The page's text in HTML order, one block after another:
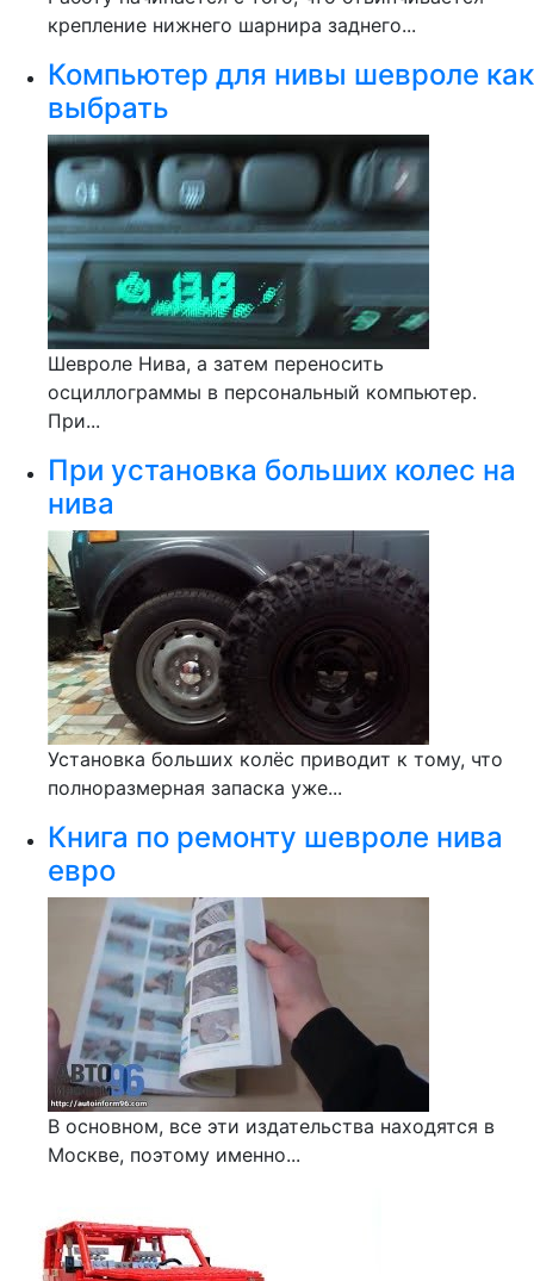
крепление нижнего шарнира заднего...
Компьютер для нивы шевроле как
выбрать
Шевроле Нива, а затем переносить
осциллограммы в персональный компьютер.
При...
При установка больших колес на
нива
Установка больших колёс приводит к тому, что
полноразмерная запаска уже...
Книга по ремонту шевроле нива
евро
В основном, все эти издательства находятся в
Москве, поэтому именно...